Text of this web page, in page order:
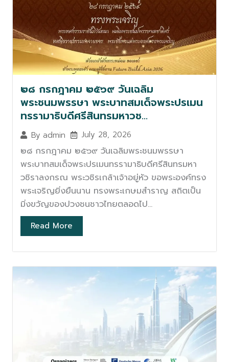
๒๘ กรกฎาคม ๒๕๖๙ วันเฉลิม
พระชนมพรรษา พระบาทสมเด็จพระปรเมน
ทรรามาธิบดีศรีสินทรมหาวช…
By admin July 28, 2026
๒๘ กรกฎาคม ๒๕๖๙ วันเฉลิมพระชนมพรรษา
พระบาทสมเด็จพระปรเมนทรรามาธิบดีศรีสินทรมหา
วชิราลงกรณ พระวชิรเกล้าเจ้าอยู่หัว ขอพระองค์ทรง
พระเจริญยิ่งยืนนาน ทรงพระเกษมสำราญ สถิตเป็น
มิ่งขวัญของปวงชนชาวไทยตลอดไป...
Read More